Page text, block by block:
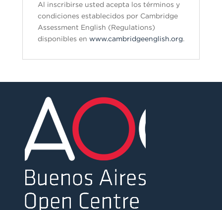
Al inscribirse usted acepta los términos y
condiciones establecidos por Cambridge
Assessment English (Regulations)
disponibles en www.cambridgeenglish.org.